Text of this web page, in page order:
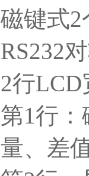
磁键式2
RS232
2行LCD
第1行
量、差